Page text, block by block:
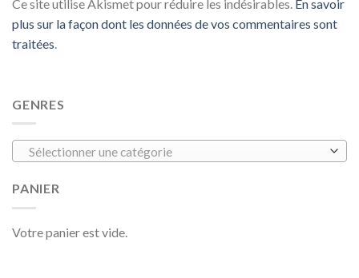
Ce site utilise Akismet pour réduire les indésirables. En savoir
plus sur la façon dont les données de vos commentaires sont
traitées.
GENRES
Sélectionner une catégorie
PANIER
Votre panier est vide.